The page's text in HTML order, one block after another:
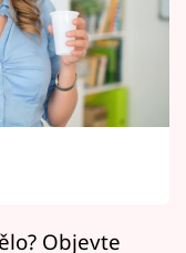
Objevte